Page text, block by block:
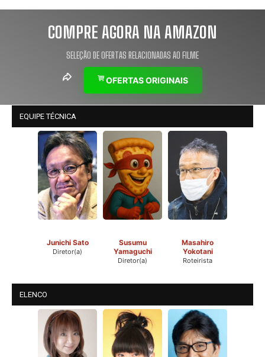
COMPRE AGORA NA AMAZON
SELEÇÃO DE OFERTAS RELACIONADAS AO FILME
OFERTAS ORIGINAIS
EQUIPE TÉCNICA
Junichi Sato
Diretor(a)
Susumu
Yamaguchi
Diretor(a)
Masahiro
Yokotani
Roteirista
ELENCO